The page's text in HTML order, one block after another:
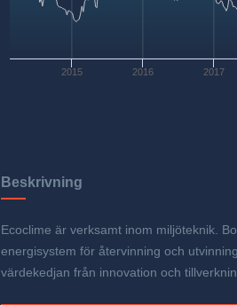
2015 2016 2017
Beskrivning
Ecoclime är verksamt inom miljöteknik.
energisystem för återvinning och
värdekedjan från innovation och